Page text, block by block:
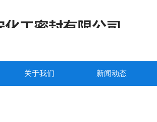
关于我们 新闻动态